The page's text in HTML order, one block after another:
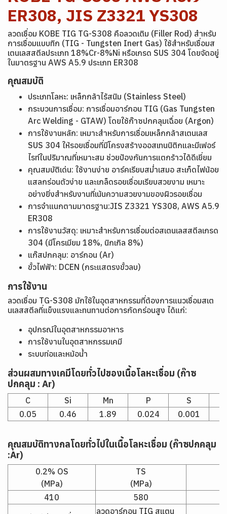
ER308, JIS Z3321 YS308
ลวดเชื่อม KOBE TIG TG-S308 คือลวดเติม (Filler Rod) สำหรับ
การเชื่อมแบบทิก (TIG - Tungsten Inert Gas) ใช้สำหรับเชื่อมส
เตนเลสสตีลประเภท 18%Cr-8%Ni หรือเกรด SUS 304 โดยจัดอยู่
ในมาตรฐาน AWS A5.9 ประเภท ER308
คุณสมบัติ
ประเภทโลหะ: เหล็กกล้าไร้สนิม (Stainless Steel)
กระบวนการเชื่อม: การเชื่อมอาร์กอน TIG (Gas Tungsten
Arc Welding - GTAW) โดยใช้ก๊าซปกคลุมเฉื่อย (Argon)
การใช้งานหลัก: เหมาะสำหรับการเชื่อมเหล็กกล้าสเตนเลส
SUS 304 ให้รอยเชื่อมที่มีโครงสร้างออสเทนนิติกและมีเฟอร์
ไรท์ในปริมาณที่เหมาะสม ช่วยป้องกันการแตกร้าวได้ดีเยี่ยม
คุณสมบัติเด่น: ใช้งานง่าย อาร์คเรียบสม่ำเสมอ สะเก็ดไฟน้อย
แสลกร่อนตัวง่าย และเกล็ดรอยเชื่อมเรียบสวยงาม เหมาะ
อย่างยิ่งสำหรับงานที่เน้นความสวยงามของผิวรอยเชื่อม
การจำแนกตามมาตรฐาน:JIS Z3321 YS308, AWS A5.9
ER308
การใช้งานวัสดุ: เหมาะสำหรับการเชื่อมต่อสเตนเลสสตีลเกรด
304 (มีโครเมียม 18%, นิกเกิล 8%)
แก๊สปกคลุม: อาร์กอน (Ar)
ขั้วไฟฟ้า: DCEN (กระแสตรงขั้วลบ)
การใช้งาน
ลวดเชื่อม TG-S308 มักใช้ในอุตสาหกรรมที่ต้องการแนวเชื่อมสเต
นเลสสตีลที่แข็งแรงและทนทานต่อการกัดกร่อนสูง ได้แก่:
อุปกรณ์ในอุตสาหกรรมอาหาร
การใช้งานในอุตสาหกรรมเคมี
ระบบท่อและหม้อน้ำ
ส่วนผสมทางเคมีโดยทั่วไปของเนื้อโลหะเชื่อม (ก๊าซ
ปกคลุม : Ar)
C Si Mn P S
0.05
0.46 1.89 0.024 0.001
คุณสมบัติทางกลโดยทั่วไปในเนื้อโลหะเชื่อม (ก๊าซปกคลุม
:Ar)
0.2% OS
(MPa)
TS
(MPa)
410
580
ลวดอาร์กอน TIG สแตน